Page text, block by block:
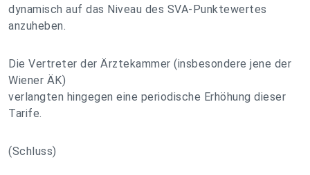
dynamisch auf das Niveau des SVA-Punktewertes
anzuheben.
Die Vertreter der Ärztekammer (insbesondere jene der
Wiener ÄK)
verlangten hingegen eine periodische Erhöhung dieser
Tarife.
(Schluss)